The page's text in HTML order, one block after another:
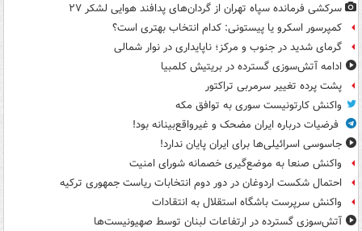
سرکشی فرمانده سپاه تهران از گردان‌های پدافند هوایی لشکر ۲۷
کمپرسور اسکرو یا پیستونی: کدام انتخاب بهتری است؟
گرمای شدید در جنوب و مرکز؛ ناپایداری در نوار شمالی
ادامه آتش‌سوزی گسترده در بریتیش کلمبیا
پشت پرده تغییر سرمربی تراکتور
واکنش کارتونیست سوری به توافق مکه
فرضیات درباره ایران مضحک و غیرواقع‌بینانه بود!
جاسوسی اسرائیلی‌ها برای ایران پایان ندارد!
واکنش صنعا به موضع‌گیری خصمانه شورای امنیت
احتمال شکست اردوغان در دور دوم انتخابات ریاست جمهوری ترکیه
واکنش سرپرست باشگاه استقلال به انتقادات
آتش‌سوزی گسترده در ارتفاعات لبنان توسط صهیونیست‌ها